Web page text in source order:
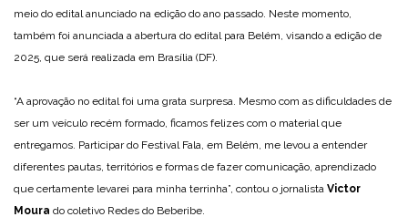
meio do edital anunciado na edição do ano passado. Neste momento,
também foi anunciada a abertura do edital para Belém, visando a edição de
2025, que será realizada em Brasília (DF).
“A aprovação no edital foi uma grata surpresa. Mesmo com as dificuldades de
ser um veículo recém formado, ficamos felizes com o material que
entregamos. Participar do Festival Fala, em Belém, me levou a entender
diferentes pautas, territórios e formas de fazer comunicação, aprendizado
que certamente levarei para minha terrinha”, contou o jornalista Victor
Moura do coletivo Redes do Beberibe.